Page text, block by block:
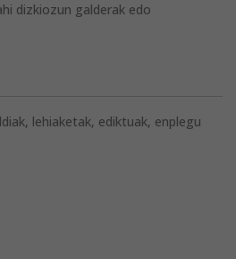
dizkiozun galderak edo
lehiaketak, ediktuak, enplegu